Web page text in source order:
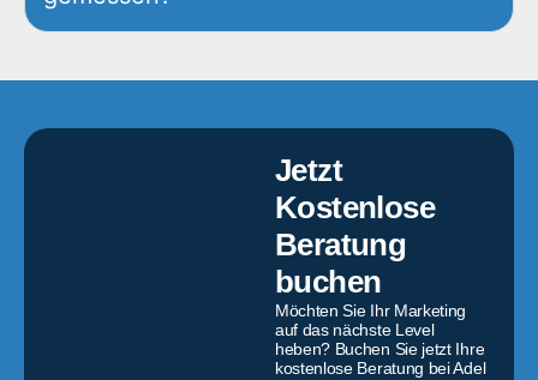
Jetzt
Kostenlose
Beratung
buchen
Möchten Sie Ihr Marketing
auf das nächste Level
heben? Buchen Sie jetzt Ihre
kostenlose Beratung bei Adel